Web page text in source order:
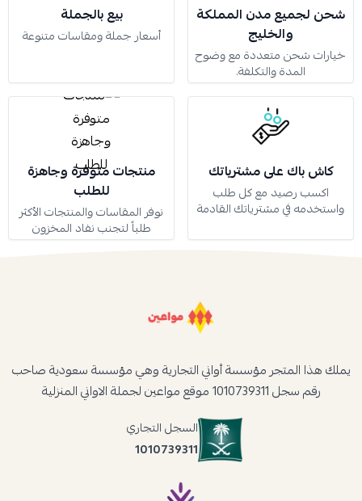
شحن لجميع مدن المملكة
والخليج
خيارات شحن متعددة مع وضوح
المدة والتكلفة.
بيع بالجملة
أسعار جملة ومقاسات متنوعة
كاش باك على مشترياتك
اكسب رصيد مع كل طلب
واستخدمه في مشترياتك القادمة
منتجات متوفرة وجاهزة
للطلب
نوفر المقاسات والمنتجات الأكثر
طلباً لتجنب نفاد المخزون
يملك هذا المتجر مؤسسة أواني التجارية وهي مؤسسة سعودية صاحب
رقم سجل 1010739311 موقع مواعين لجملة الاواني المنزلية
السجل التجاري
1010739311